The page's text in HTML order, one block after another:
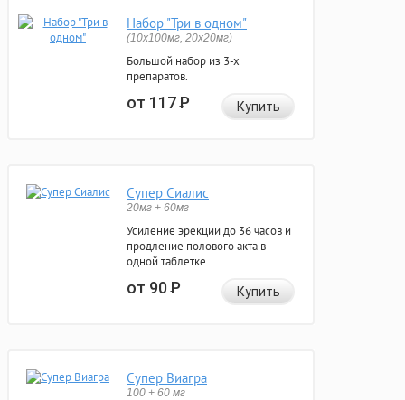
Набор "Три в одном"
(10x100мг, 20x20мг)
Большой набор из 3-х
препаратов.
от 117Р Купить
Супер Сиалис
20мг + 60мг
Усиление эрекции до 36 часов и
продление полового акта в
одной таблетке.
от 90Р Купить
Супер Виагра
100 + 60 мг